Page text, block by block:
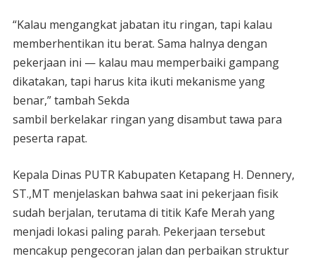
“Kalau mengangkat jabatan itu ringan, tapi kalau
memberhentikan itu berat. Sama halnya dengan
pekerjaan ini — kalau mau memperbaiki gampang
dikatakan, tapi harus kita ikuti mekanisme yang
benar,” tambah Sekda
sambil berkelakar ringan yang disambut tawa para
peserta rapat.
Kepala Dinas PUTR Kabupaten Ketapang H. Dennery,
ST.,MT menjelaskan bahwa saat ini pekerjaan fisik
sudah berjalan, terutama di titik Kafe Merah yang
menjadi lokasi paling parah. Pekerjaan tersebut
mencakup pengecoran jalan dan perbaikan struktur